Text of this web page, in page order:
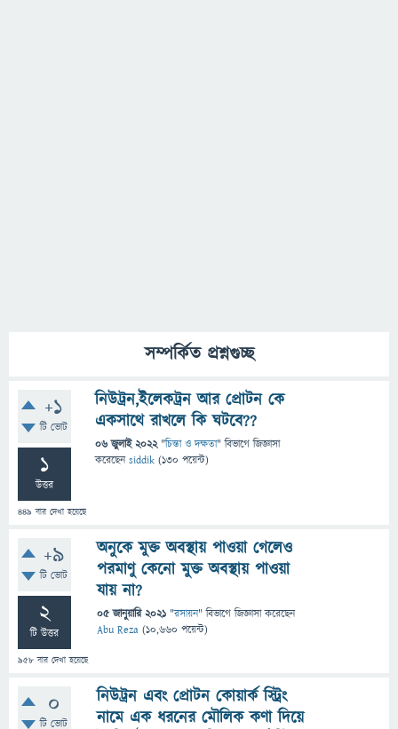
সম্পর্কিত প্রশ্নগুচ্ছ
+1
টি ভোট
1
উত্তর
449 বার দেখা হয়েছে
নিউট্রন,ইলেকট্রন আর প্রোটন কে
একসাথে রাখলে কি ঘটবে??
06 জুলাই 2022 "চিন্তা ও দক্ষতা" বিভাগে জিজ্ঞাসা
করেছেনsiddik (130 পয়েন্ট)
+9
টি ভোট
2
টি উত্তর
958 বার দেখা হয়েছে
অনুকে মুক্ত অবস্থায় পাওয়া গেলেও
পরমাণু কেনো মুক্ত অবস্থায় পাওয়া
যায় না?
05 জানুয়ারি 2021 "রসায়ন" বিভাগে জিজ্ঞাসাকরেছেন
Abu Reza (10,660 পয়েন্ট)
0
টি ভোট
নিউট্রন এবং প্রোটন কোয়ার্ক স্ট্রিং
নামে এক ধরনের মৌলিক কণা দিয়ে